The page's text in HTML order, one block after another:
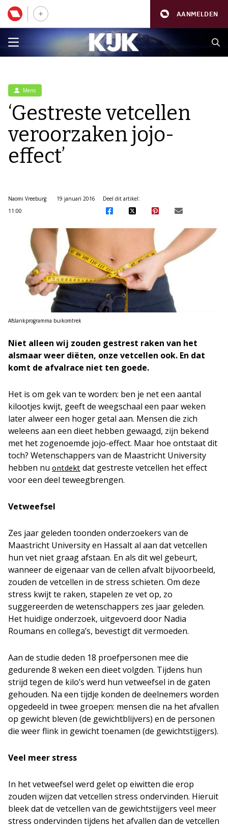
AANMELDEN
Mens
‘Gestreste vetcellen
veroorzaken jojo-
effect’
Naomi Vreeburg
19 januari 2016
11:00
Deel dit artikel:
Afslankprogramma buikomtrek
Niet alleen wij zouden gestrest raken van het
alsmaar weer diëten, onze vetcellen ook. En dat
komt de afvalrace niet ten goede.
Het is om gek van te worden: ben je net een aantal
kilootjes kwijt, geeft de weegschaal een paar weken
later alweer een hoger getal aan. Mensen die zich
weleens aan een dieet hebben gewaagd, zijn bekend
met het zogenoemde jojo-effect. Maar hoe ontstaat dit
toch? Wetenschappers van de Maastricht University
hebben nu ontdekt dat gestreste vetcellen het effect
voor een deel teweegbrengen.
Vetweefsel
Zes jaar geleden toonden onderzoekers van de
Maastricht University en Hassalt al aan dat vetcellen
hun vet niet graag afstaan. En als dit wel gebeurt,
wanneer de eigenaar van de cellen afvalt bijvoorbeeld,
zouden de vetcellen in de stress schieten. Om deze
stress kwijt te raken, stapelen ze vet op, zo
suggereerden de wetenschappers zes jaar geleden.
Het huidige onderzoek, uitgevoerd door Nadia
Roumans en collega’s, bevestigt dit vermoeden.
Aan de studie deden 18 proefpersonen mee die
gedurende 8 weken een dieet volgden. Tijdens hun
strijd tegen de kilo’s werd hun vetweefsel in de gaten
gehouden. Na een tijdje konden de deelnemers worden
opgedeeld in twee groepen: mensen die na het afvallen
op gewicht bleven (de gewichtblijvers) en de personen
die weer flink in gewicht toenamen (de gewichtstijgers).
Veel meer stress
In het vetweefsel werd gelet op eiwitten die erop
zouden wijzen dat vetcellen stress ondervinden. Hieruit
bleek dat de vetcellen van de gewichtstijgers veel meer
stress ondervinden tijdens het afvallen dan de vetcellen